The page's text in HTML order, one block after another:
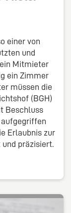
einer von
und
Mitmieter
ein Zimmer
müssen die
(BGH)
Beschluss
aufgegriffen
Erlaubnis zur
präzisiert.